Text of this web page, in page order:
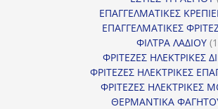
ΕΠΑΓΓΕΛΜΑΤΙΚΕΣ
ΕΠΑΓΓΕΛΜΑΤΙΚΕΣ
ΦΙΛΤΡΑ ΛΑΔΙΟΥ 1
ΦΡΙΤΕΖΕΣ ΗΛΕΚΤΡΙΚΕΣ
ΦΡΙΤΕΖΕΣ ΗΛΕΚΤΡΙΚΕΣ
ΦΡΙΤΕΖΕΣ ΗΛΕΚΤΡΙΚΕΣ
ΘΕΡΜΑΝΤΙΚΑ